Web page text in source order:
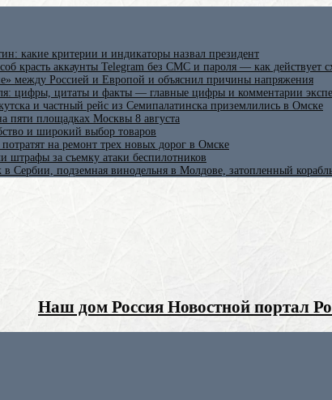
какие критерии и индикаторы назвал президент
красть аккаунты Telegram без СМС и пароля — как действует
между Россией и Европой и объяснил причины напряжения
цифры, цитаты и факты — главные цифры и комментарии
и частный рейс из Семипалатинска приземлились в Омске
пяти площадках Москвы 8 августа
и широкий выбор товаров
на ремонт трех новых дорог в Омске
штрафы за съемку атаки беспилотников
Сербии, подземная винодельня в Молдове, затопленный
Наш дом Россия Новостной портал